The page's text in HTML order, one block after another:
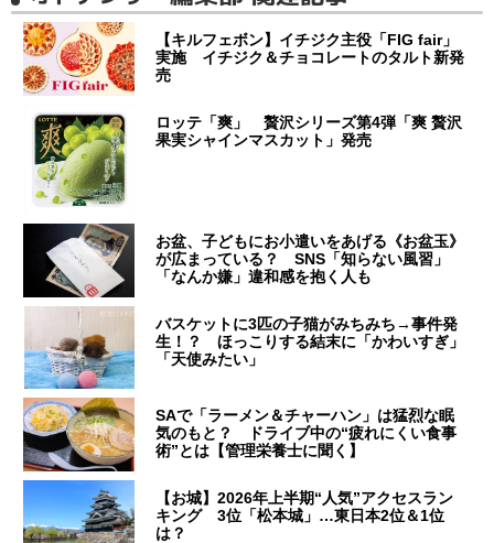
【キルフェボン】イチジク主役「FIG fair」
実施 イチジク＆チョコレートのタルト新発
売
ロッテ「爽」 贅沢シリーズ第4弾「爽 贅沢
果実シャインマスカット」発売
お盆、子どもにお小遣いをあげる《お盆玉》
が広まっている？ SNS「知らない風習」
「なんか嫌」違和感を抱く人も
バスケットに3匹の子猫がみちみち→事件発
生！？ ほっこりする結末に「かわいすぎ」
「天使みたい」
SAで「ラーメン＆チャーハン」は猛烈な眠
気のもと？ ドライブ中の“疲れにくい食事
術”とは【管理栄養士に聞く】
【お城】2026年上半期“人気”アクセスラン
キング 3位「松本城」…東日本2位＆1位
は？